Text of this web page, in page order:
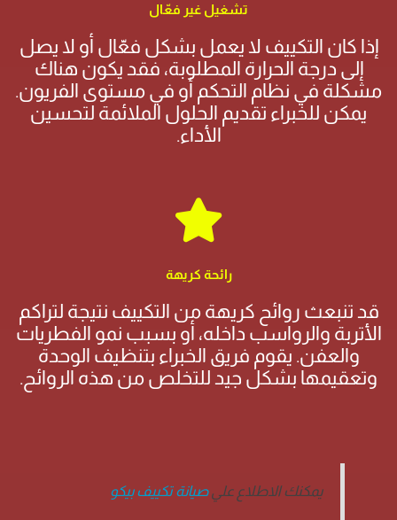
تشغيل غير فعّال
إذا كان التكييف لا يعمل بشكل فعّال أو لا يصل
إلى درجة الحرارة المطلوبة، فقد يكون هناك
مشكلة في نظام التحكم أو في مستوى الفريون.
يمكن للخبراء تقديم الحلول الملائمة لتحسين
الأداء.
رائحة كريهة
قد تنبعث روائح كريهة من التكييف نتيجة لتراكم
الأتربة والرواسب داخله، أو بسبب نمو الفطريات
والعفن. يقوم فريق الخبراء بتنظيف الوحدة
وتعقيمها بشكل جيد للتخلص من هذه الروائح.
يمكنك الاطلاع عليصيانة تكييف بيكو